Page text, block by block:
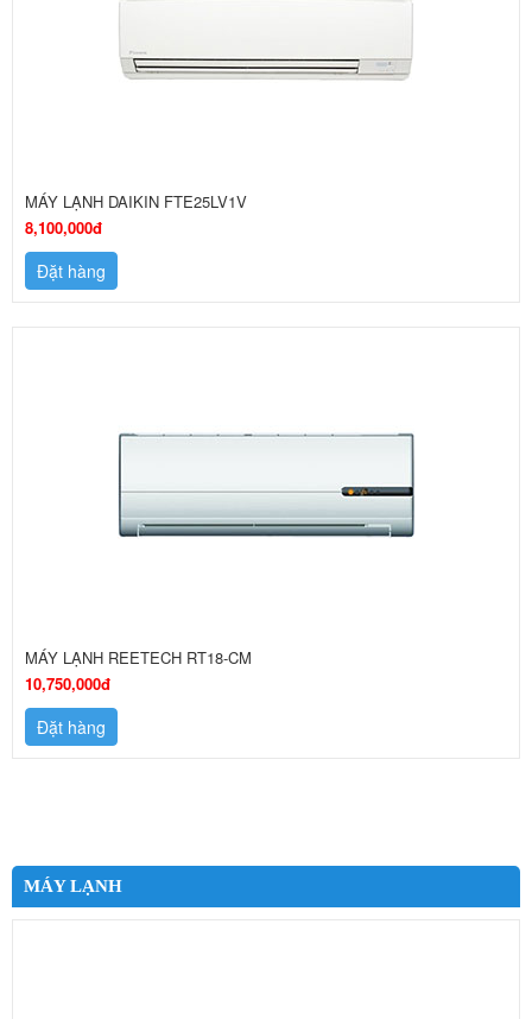
MÁY LẠNH DAIKIN FTE25LV1V
8,100,000đ
Đặt hàng
MÁY LẠNH REETECH RT18-CM
10,750,000đ
Đặt hàng
MÁY LẠNH